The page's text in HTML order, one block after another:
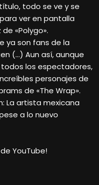
todo se ve y se
ver en pantalla
«Polygo».
ya son fans de la
(…) Aun así, aunque
los espectadores,
personajes de
de «The Wrap».
La artista mexicana
pese a lo nuevo
YouTube!